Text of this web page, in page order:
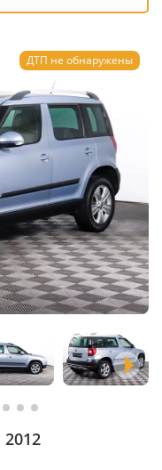
ДТП не обнаружены